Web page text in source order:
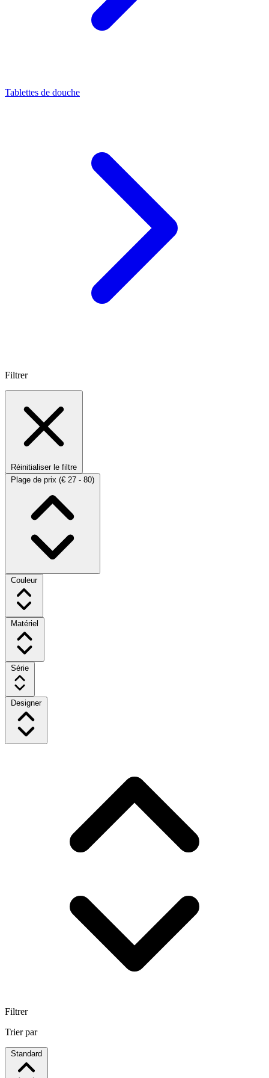
Tablettes de douche
Filtrer
Réinitialiser le filtre
Plage de prix (€ 27 - 80)
Couleur
Matériel
Série
Designer
Filtrer
Trier par
Standard